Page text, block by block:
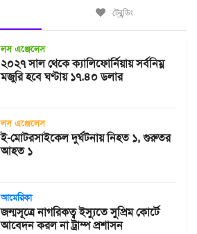
ট্রেন্ডিং
লস এঞ্জেলেস
২০২৭ সাল থেকে ক্যালিফোর্নিয়ায় সর্বনিম্ন
মজুরি হবে ঘণ্টায় ১৭.৪০ ডলার
লস এঞ্জেলেস
ই-মোটরসাইকেল দুর্ঘটনায় নিহত ১, গুরুতর
আহত ১
আমেরিকা
জন্মসূত্রে নাগরিকত্ব ইস্যুতে সুপ্রিম কোর্টে
আবেদন করল না ট্রাম্প প্রশাসন